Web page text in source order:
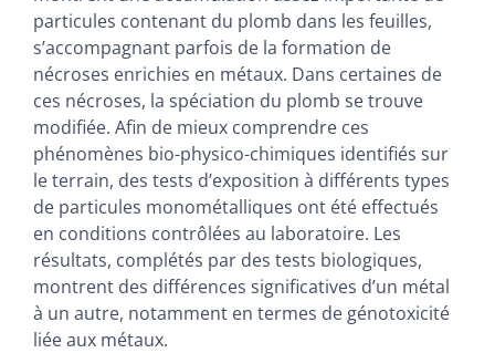
particules contenant du plomb dans les feuilles,
s’accompagnant parfois de la formation de
nécroses enrichies en métaux. Dans certaines de
ces nécroses, la spéciation du plomb se trouve
modifiée. Afin de mieux comprendre ces
phénomènes bio-physico-chimiques identifiés sur
le terrain, des tests d’exposition à différents types
de particules monométalliques ont été effectués
en conditions contrôlées au laboratoire. Les
résultats, complétés par des tests biologiques,
montrent des différences significatives d’un métal
à un autre, notamment en termes de génotoxicité
liée aux métaux.